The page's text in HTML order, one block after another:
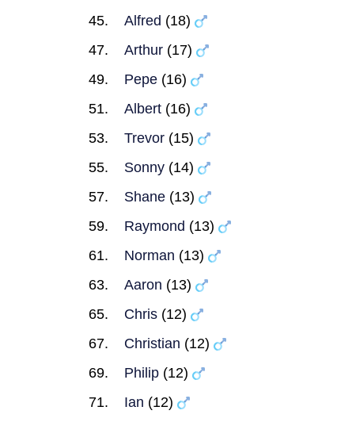
Alfred (18)
Arthur (17)
Pepe (16)
Albert (16)
Trevor (15)
Sonny (14)
Shane (13)
Raymond (13)
Norman (13)
Aaron (13)
Chris (12)
Christian (12)
Philip (12)
Ian (12)